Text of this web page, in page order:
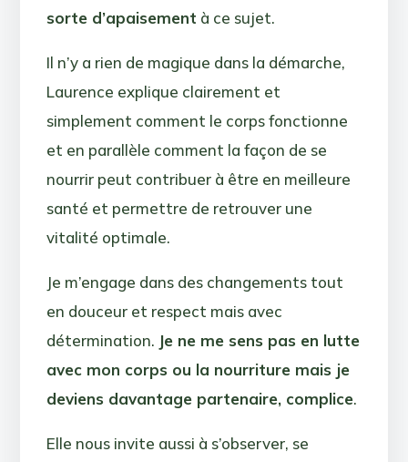
sorte d’apaisement à ce sujet.
Il n’y a rien de magique dans la démarche,
Laurence explique clairement et
simplement comment le corps fonctionne
et en parallèle comment la façon de se
nourrir peut contribuer à être en meilleure
santé et permettre de retrouver une
vitalité optimale.
Je m’engage dans des changements tout
en douceur et respect mais avec
détermination. Je ne me sens pas en lutte
avec mon corps ou la nourriture mais je
deviens davantage partenaire, complice.
Elle nous invite aussi à s’observer, se